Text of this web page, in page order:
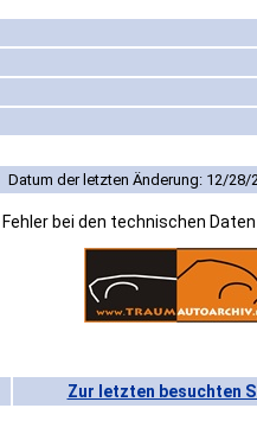
Datum der letzten Änderung: 12/28/
bei den technischen
Zur letzten besuchten